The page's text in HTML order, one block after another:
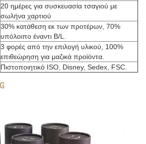
20 ημέρες για συσκευασία τσαγιού με
σωλήνα χαρτιού
30% κατάθεση εκ των προτέρων, 70%
υπόλοιπο έναντι B/L.
3 φορές από την επιλογή υλικού, 100%
επιθεώρηση για μαζικά προϊόντα.
Πιστοποιητικό ISO, Disney, Sedex, FSC.